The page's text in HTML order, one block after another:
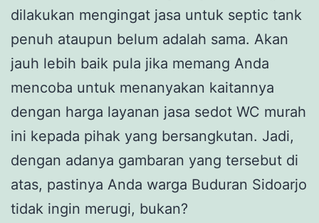
dilakukan mengingat jasa untuk septic tank
penuh ataupun belum adalah sama. Akan
jauh lebih baik pula jika memang Anda
mencoba untuk menanyakan kaitannya
dengan harga layanan jasa sedot WC murah
ini kepada pihak yang bersangkutan. Jadi,
dengan adanya gambaran yang tersebut di
atas, pastinya Anda warga Buduran Sidoarjo
tidak ingin merugi, bukan?